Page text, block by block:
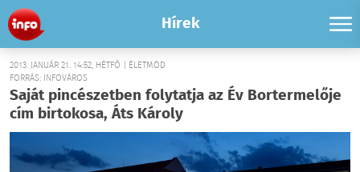
Hírek
2013. JANUÁR 21. 14:52, HÉTFŐ | ÉLETMÓD
FORRÁS: INFOVÁROS
Saját pincészetben folytatja az Év Bortermelője
cím birtokosa, Áts Károly